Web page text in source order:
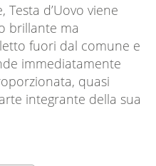
d’Uovo viene
brillante ma
fuori dal comune e
immediatamente
quasi
integrante della sua